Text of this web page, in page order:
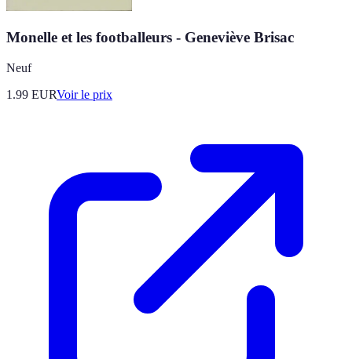
Monelle et les footballeurs - Geneviève Brisac
Neuf
1.99 EURVoir le prix